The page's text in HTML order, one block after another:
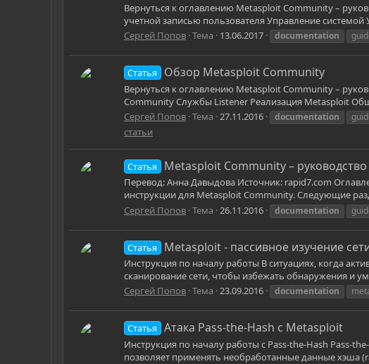
Вернуться к оглавлению Metasploit Community –
учетной записью пользователя Управление
Сергей Попов Тема 13.06.2017 documentation
Статья Обзор Metasploit Community
Вернуться к оглавлению Metasploit Community –
Community Службы Listener Реализация Metasploit
Сергей Попов Тема 27.11.2016 documentation
статьи
Статья Metasploit Community –
Перевод: Анна Давыдова Источник: rapid7.com
инструкции для Metasploit Community. Следующие
Сергей Попов Тема 26.11.2016 documentation
Статья Metasploit - пассивное изучение
Инструкция по началу работы В ситуациях, когда
сканирование сети, чтобы избежать обнаружения и
Сергей Попов Тема 23.09.2016 documentation
Статья Атака Pass-the-Hash c Metasploit
Инструкция по началу работы с Pass-the-Hash Pass-
позволяет применять необработанные данные хэша